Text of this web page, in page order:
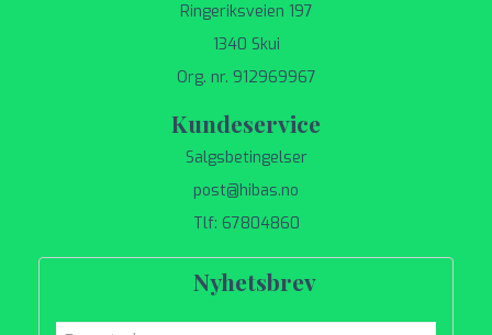
Ringeriksveien 197
1340 Skui
Org. nr. 912969967
Kundeservice
Salgsbetingelser
post@hibas.no
Tlf: 67804860
Nyhetsbrev